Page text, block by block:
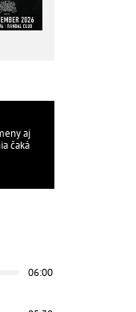
aj
čaká
06:00